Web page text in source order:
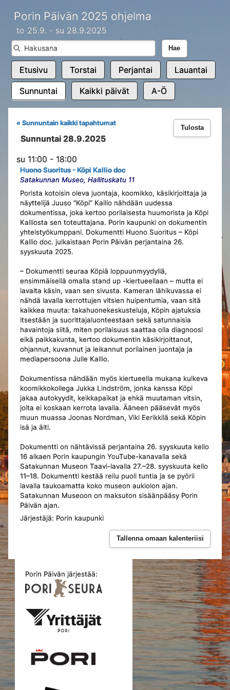
Porin Päivän 2025 ohjelma
to 25.9. - su 28.9.2025
Hae
Etusivu Torstai Perjantai Lauantai
Sunnuntai Kaikki päivät A-Ö
Tulosta
« Sunnuntain kaikki tapahtumat
Sunnuntai 28.9.2025
su 11:00 - 18:00
Huono Suoritus - Köpi Kallio doc
Satakunnan Museo, Hallituskatu 11
Porista kotoisin oleva juontaja, koomikko, käsikirjoittaja ja
näyttelijä Juuso ”Köpi” Kallio nähdään uudessa
dokumentissa, joka kertoo porilaisesta huumorista ja Köpi
Kalliosta sen toteuttajana. Porin kaupunki on dokumentin
yhteistyökumppani. Dokumentti Huono Suoritus – Köpi
Kallio doc. julkaistaan Porin Päivän perjantaina 26.
syyskuuta 2025.
– Dokumentti seuraa Köpiä loppuunmyydyllä,
ensimmäisellä omalla stand up -kiertueellaan – mutta ei
lavalta käsin, vaan sen sivusta. Kameran lähikuvassa ei
nähdä lavalla kerrottujen vitsien huipentumia, vaan sitä
kaikkea muuta: takahuonekeskusteluja, Köpin ajatuksia
itsestään ja suorittajaluonteestaan sekä satunnaisia
havaintoja siitä, miten porilaisuus saattaa olla diagnoosi
eikä paikkakunta, kertoo dokumentin käsikirjoittanut,
ohjannut, kuvannut ja leikannut porilainen juontaja ja
mediapersoona Julle Kallio.
Dokumentissa nähdään myös kiertueella mukana kulkeva
koomikkokollega Jukka Lindström, jonka kanssa Köpi
jakaa autokyydit, keikkapaikat ja ehkä muutaman vitsin,
joita ei koskaan kerrota lavalla. Ääneen pääsevät myös
muun muassa Joonas Nordman, Viki Eerikkilä sekä Köpin
isä ja äiti.
Dokumentti on nähtävissä perjantaina 26. syyskuuta kello
16 alkaen Porin kaupungin YouTube-kanavalla sekä
Satakunnan Museon Taavi-lavalla 27.–28. syyskuuta kello
11–18. Dokumentti kestää reilu puoli tuntia ja se pyörii
lavalla taukoamatta koko museon aukiolon ajan.
Satakunnan Museoon on maksuton sisäänpääsy Porin
Päivän ajan.
Järjestäjä: Porin kaupunki
Tallenna omaan kalenteriisi
Porin Päivän järjestää: